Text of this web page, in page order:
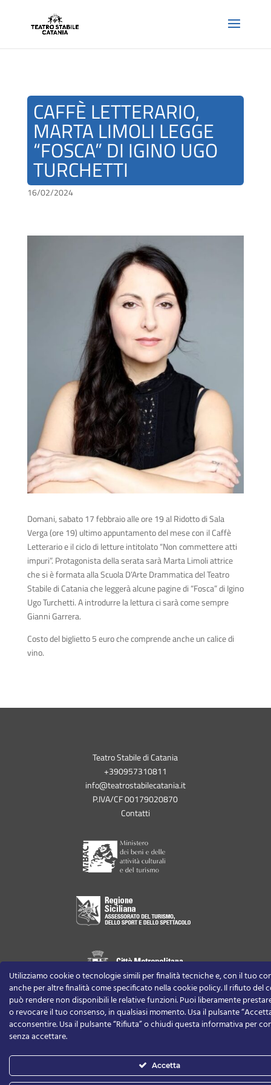
CAFFÈ LETTERARIO,
MARTA LIMOLI LEGGE
“FOSCA” DI IGINO UGO
TURCHETTI
16/02/2024
Domani, sabato 17 febbraio alle ore 19 al Ridotto di Sala
Verga (ore 19) ultimo appuntamento del mese con il Caffè
Letterario e il ciclo di letture intitolato “Non commettere atti
impuri”. Protagonista della serata sarà Marta Limoli attrice
che si è formata alla Scuola D’Arte Drammatica del Teatro
Stabile di Catania che leggerà alcune pagine di “Fosca” di Igino
Ugo Turchetti. A introdurre la lettura ci sarà come sempre
Gianni Garrera.
Costo del biglietto 5 euro che comprende anche un calice di
vino.
Teatro Stabile di Catania
+390957310811
info@teatrostabilecatania.it
P.IVA/CF 00179020870
Contatti
Utilizziamo cookie o tecnologie simili per finalità tecniche e, con il tuo
anche per altre finalità come specificato nella cookie policy. Il rifiuto del
può rendere non disponibili le relative funzioni.Puoi liberamente
o revocare il tuo consenso, in qualsiasi momento.Usa il pulsante
acconsentire. Usa il pulsante “Rifiuta” o chiudi questa informativa per
senza accettare.
Accetta